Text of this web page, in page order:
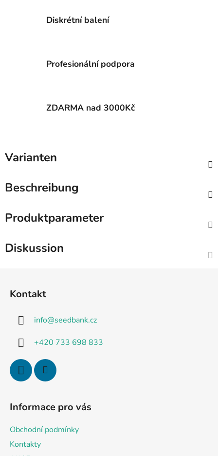
Diskrétní balení
Profesionální podpora
ZDARMA nad 3000Kč
Varianten
Beschreibung
Produktparameter
Diskussion
Kontakt
info@seedbank.cz
+420 733 698 833
Informace pro vás
Obchodní podmínky
Kontakty